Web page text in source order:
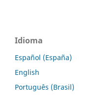
Idioma
Español (España)
English
Português (Brasil)